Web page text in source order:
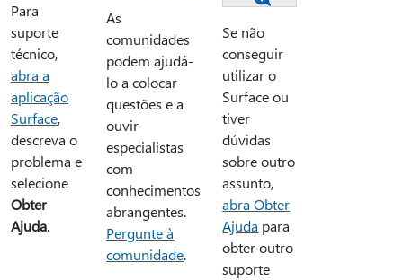
Para
suporte
técnico,
abra a
aplicação
Surface,
descreva o
problema e
selecione
Obter
Ajuda.
As
comunidades
podem ajudá-
lo a colocar
questões e a
ouvir
especialistas
com
conhecimentos
abrangentes.
Pergunte à
comunidade.
Se não
conseguir
utilizar o
Surface ou
tiver
dúvidas
sobre outro
assunto,
abra Obter
Ajuda para
obter outro
suporte